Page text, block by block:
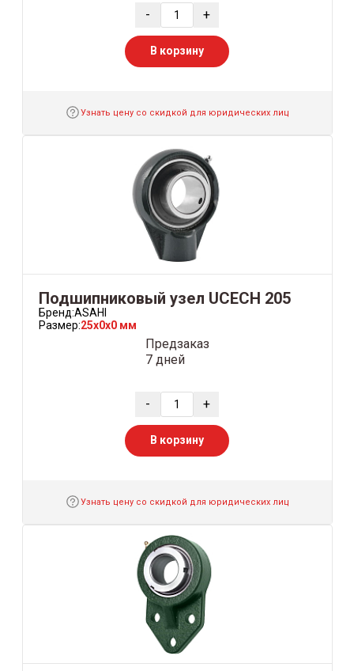
- +
В корзину
Узнать цену со скидкой для юридических лиц
Подшипниковый узел UCECH 205
Бренд:ASAHI
Размер:25x0x0 мм
Предзаказ
7 дней
- +
В корзину
Узнать цену со скидкой для юридических лиц